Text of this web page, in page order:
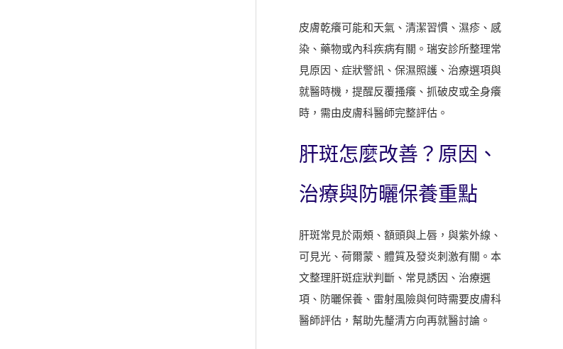
皮膚乾癢可能和天氣、清潔習慣、濕疹、感
染、藥物或內科疾病有關。瑞安診所整理常
見原因、症狀警訊、保濕照護、治療選項與
就醫時機，提醒反覆搔癢、抓破皮或全身癢
時，需由皮膚科醫師完整評估。
肝斑怎麼改善？原因、
治療與防曬保養重點
肝斑常見於兩頰、額頭與上唇，與紫外線、
可見光、荷爾蒙、體質及發炎刺激有關。本
文整理肝斑症狀判斷、常見誘因、治療選
項、防曬保養、雷射風險與何時需要皮膚科
醫師評估，幫助先釐清方向再就醫討論。